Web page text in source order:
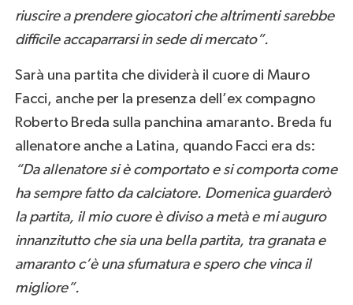
riuscire a prendere giocatori che altrimenti sarebbe
difficile accaparrarsi in sede di mercato”.
Sarà una partita che dividerà il cuore di Mauro
Facci, anche per la presenza dell’ex compagno
Roberto Breda sulla panchina amaranto. Breda fu
allenatore anche a Latina, quando Facci era ds:
“Da allenatore si è comportato e si comporta come
ha sempre fatto da calciatore. Domenica guarderò
la partita, il mio cuore è diviso a metà e mi auguro
innanzitutto che sia una bella partita, tra granata e
amaranto c’è una sfumatura e spero che vinca il
migliore”.